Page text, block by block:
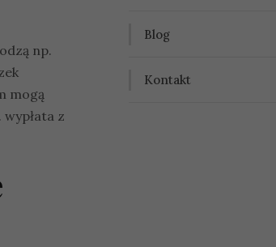
np.
mogą
z
Blog
Kontakt